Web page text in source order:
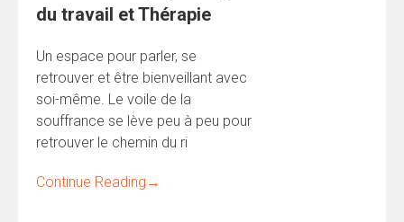
du travail et Thérapie
Un espace pour parler, se
retrouver et être bienveillant avec
soi-même. Le voile de la
souffrance se lève peu à peu pour
retrouver le chemin du ri
Continue Reading →